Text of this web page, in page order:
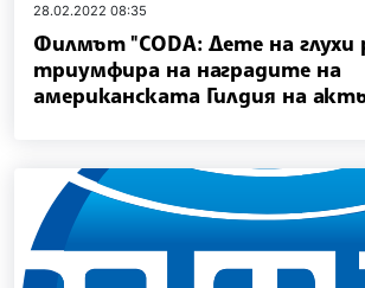
28.02.2022 08:35
Филмът "CODA: Дете на глухи
триумфира на наградите на
американската Гилдия на